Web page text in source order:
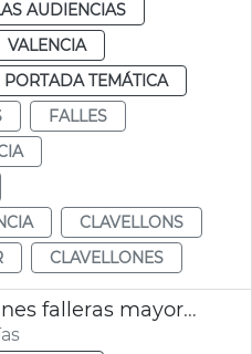
AUDIENCIAS
VALENCIA
PORTADA TEMÁTICA
FALLES
CLAVELLONS
CLAVELLONES
Adjudicación espolines falleras mayores València 2027 y 2028